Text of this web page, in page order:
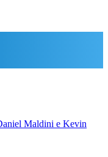
Maldini e Kevin